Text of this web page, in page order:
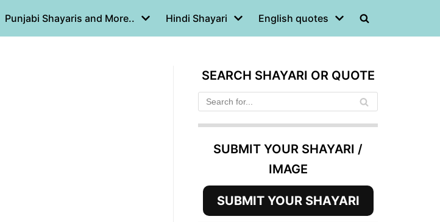
Punjabi Shayaris and More.. Hindi Shayari English quotes
SEARCH SHAYARI OR QUOTE
SUBMIT YOUR SHAYARI /
IMAGE
SUBMIT YOUR SHAYARI